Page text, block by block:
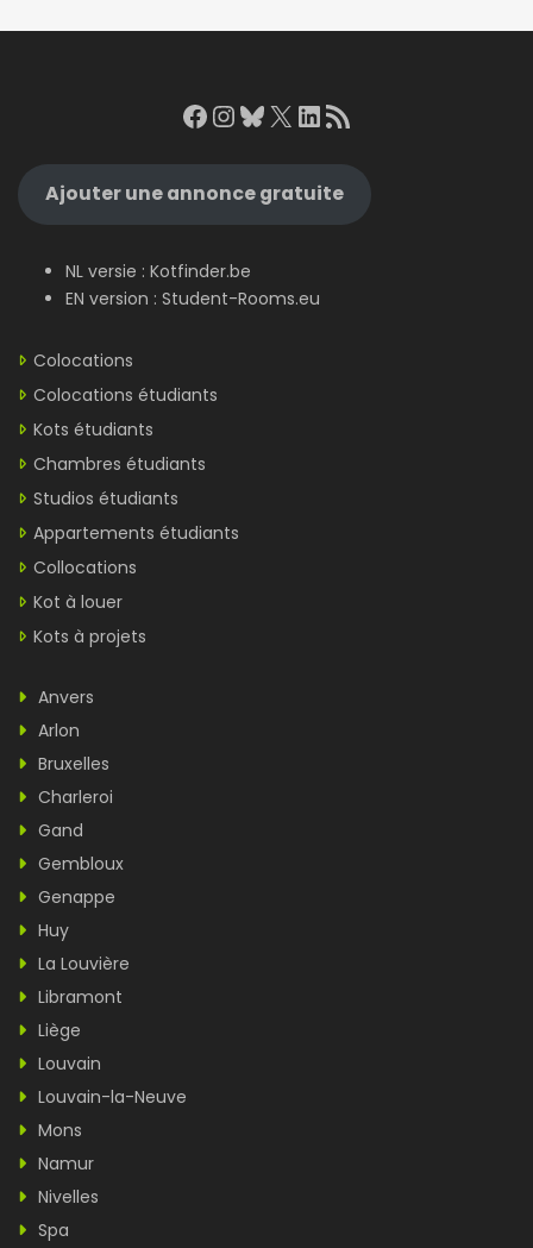
Facebook
Instagram
Bluesky
X LinkedIn
RSS Feed
Ajouter une annonce gratuite
NL versie : Kotfinder.be
EN version : Student-Rooms.eu
Colocations
Colocations étudiants
Kots étudiants
Chambres étudiants
Studios étudiants
Appartements étudiants
Collocations
Kot à louer
Kots à projets
Anvers
Arlon
Bruxelles
Charleroi
Gand
Gembloux
Genappe
Huy
La Louvière
Libramont
Liège
Louvain
Louvain-la-Neuve
Mons
Namur
Nivelles
Spa